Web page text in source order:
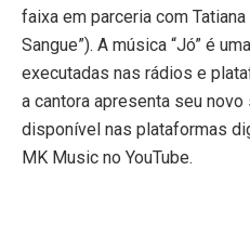
faixa em parceria com
Sangue”). A música “Jó” é
executadas nas rádios e
a cantora apresenta seu novo
disponível nas plataformas
MK Music no YouTube.